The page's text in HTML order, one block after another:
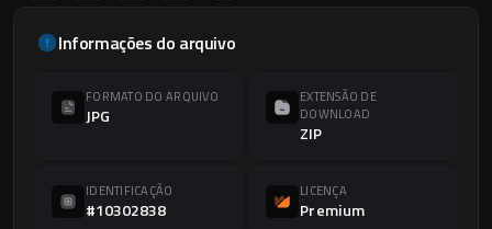
Informações do arquivo
FORMATO DO ARQUIVO
JPG
EXTENSÃO DE
DOWNLOAD
ZIP
IDENTIFICAÇÃO
#10302838
LICENÇA
Premium